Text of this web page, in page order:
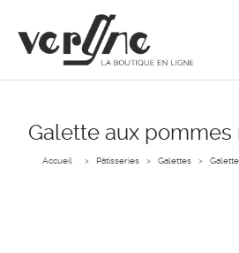
Galette aux pommes
Accueil > Pâtisseries > Galettes >